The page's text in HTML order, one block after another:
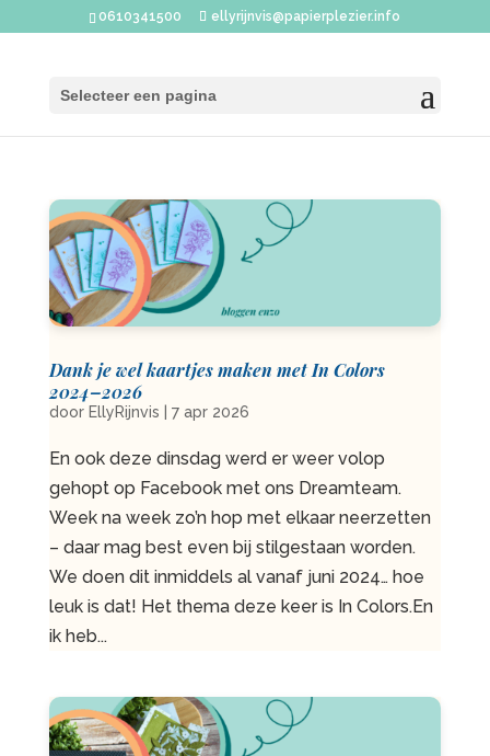
0610341500 ellyrijnvis@papierplezier.info
Selecteer een pagina
Dank je wel kaartjes maken met In Colors
2024–2026
door EllyRijnvis 7 apr 2026
En ook deze dinsdag werd er weer volop
gehopt op Facebook met ons Dreamteam.
Week na week zo’n hop met elkaar neerzetten
– daar mag best even bij stilgestaan worden.
We doen dit inmiddels al vanaf juni 2024… hoe
leuk is dat! Het thema deze keer is In Colors.En
ik heb...